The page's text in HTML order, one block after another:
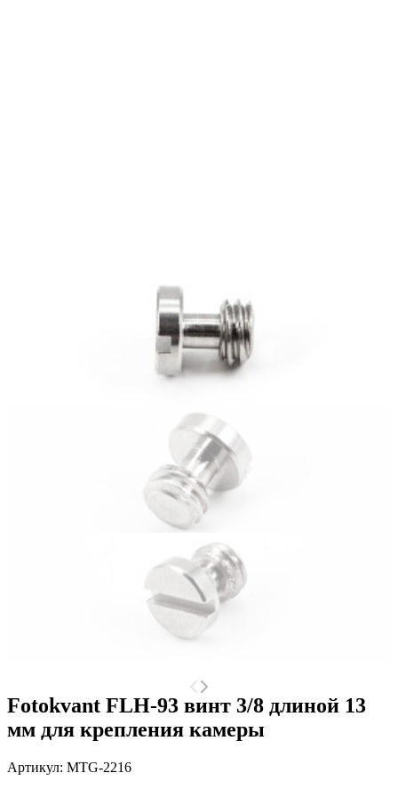
Fotokvant FLH-93 винт 3/8 длиной 13
мм для крепления камеры
Артикул: MTG-2216